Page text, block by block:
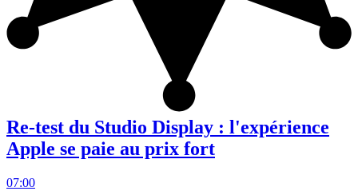
Re-test du Studio Display : l'expérience
Apple se paie au prix fort
07:00